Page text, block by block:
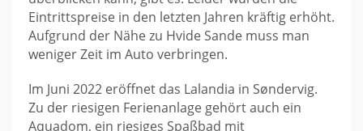
Eintrittspreise in den letzten Jahren kräftig erhöht.
Aufgrund der Nähe zu Hvide Sande muss man
weniger Zeit im Auto verbringen.
Im Juni 2022 eröffnet das Lalandia in Søndervig.
Zu der riesigen Ferienanlage gehört auch ein
Aquadom, ein riesiges Spaßbad mit